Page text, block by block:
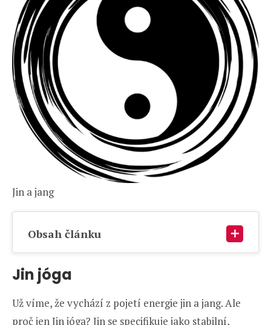
Jin a jang
Obsah článku
Jin jóga
Už víme, že vychází z pojetí energie jin a jang. Ale
proč jen Jin jóga? Jin se specifikuje jako stabilní,